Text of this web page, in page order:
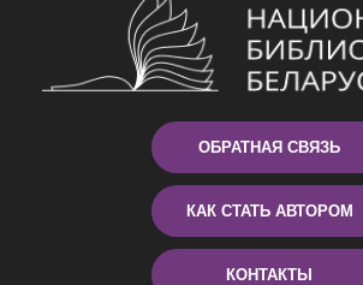
ОБРАТНАЯ СВЯЗЬ
КАК СТАТЬ АВТОРОМ
КОНТАКТЫ